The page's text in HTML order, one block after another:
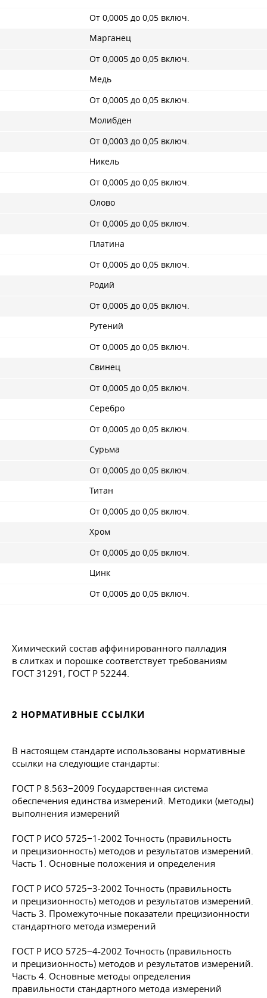
От 0,0005 до 0,05 включ.
Марганец
От 0,0005 до 0,05 включ.
Медь
От 0,0005 до 0,05 включ.
Молибден
От 0,0003 до 0,05 включ.
Никель
От 0,0005 до 0,05 включ.
Олово
От 0,0005 до 0,05 включ.
Платина
От 0,0005 до 0,05 включ.
Родий
От 0,0005 до 0,05 включ.
Рутений
От 0,0005 до 0,05 включ.
Свинец
От 0,0005 до 0,05 включ.
Серебро
От 0,0005 до 0,05 включ.
Сурьма
От 0,0005 до 0,05 включ.
Титан
От 0,0005 до 0,05 включ.
Хром
От 0,0005 до 0,05 включ.
Цинк
От 0,0005 до 0,05 включ.
Химический состав аффинированного палладия
в слитках и порошке соответствует требованиям
ГОСТ 31291 , ГОСТ Р 52244.
2 НОРМАТИВНЫЕ ССЫЛКИ
В настоящем стандарте использованы нормативные
ссылки на следующие стандарты:
ГОСТ Р 8.563−2009 Государственная система
обеспечения единства измерений. Методики (методы)
выполнения измерений
ГОСТ Р ИСО 5725−1-2002 Точность (правильность
и прецизионность) методов и результатов измерений.
Часть 1. Основные положения и определения
ГОСТ Р ИСО 5725−3-2002 Точность (правильность
и прецизионность) методов и результатов измерений.
Часть 3. Промежуточные показатели прецизионности
стандартного метода измерений
ГОСТ Р ИСО 5725−4-2002 Точность (правильность
и прецизионность) методов и результатов измерений.
Часть 4. Основные методы определения
правильности стандартного метода измерений